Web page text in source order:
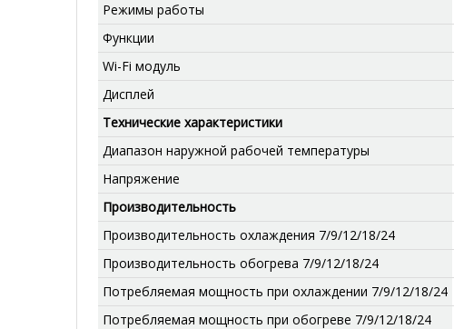
Режимы работы
Функции
Wi-Fi модуль
Дисплей
Технические характеристики
Диапазон наружной рабочей температуры
Напряжение
Производительность
Производительность охлаждения 7/9/12/18/24
Производительность обогрева 7/9/12/18/24
Потребляемая мощность при охлаждении 7/9/12/18/24
Потребляемая мощность при обогреве 7/9/12/18/24